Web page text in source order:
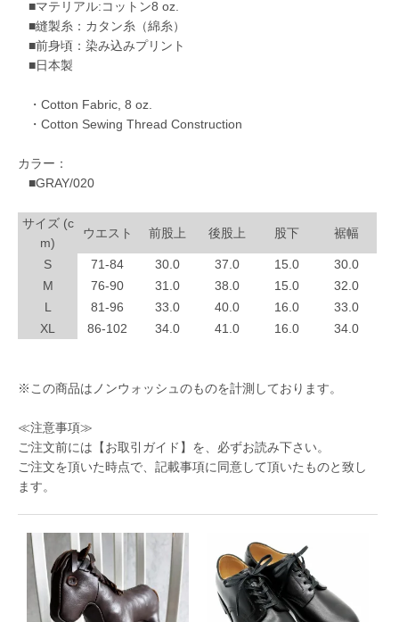
■マテリアル:コットン8 oz.
■縫製糸：カタン糸（綿糸）
■前身頃：染み込みプリント
■日本製
・Cotton Fabric, 8 oz.
・Cotton Sewing Thread Construction
カラー：
■GRAY/020
サイズ (c
m)
ウエスト 前股上 後股上 股下 裾幅
S 71-84 30.0 37.0 15.0
30.0
M
76-90 31.0 38.0 15.0
32.0
L
81-96 33.0 40.0 16.0
33.0
XL
86-102 34.0 41.0 16.0 34.0
※この商品はノンウォッシュのものを計測しております。
≪注意事項≫
ご注文前には 【お取引ガイド】 を、必ずお読み下さい。
ご注文を頂いた時点で、記載事項に同意して頂いたものと致し
ます。